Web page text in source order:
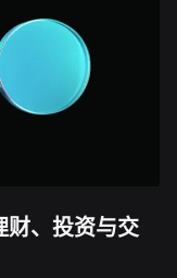
财、投资与交